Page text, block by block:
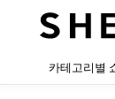
카테고리별